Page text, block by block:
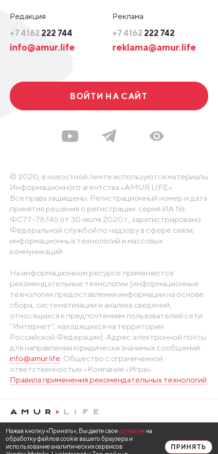
Редакция
+7 4162 222 744
info@amur.life
Реклама
+7 4162 222 742
reklama@amur.life
ВОЙТИ НА САЙТ
© 2020, в новостной ленте используются материалы
Информационного агентства «AMUR.LIFE».
Все права защищены. Регистрационный номер и дата
принятия решения о регистрации: серия ИА №
ФС77-78746 от 30 июля 2020 г., зарегистрировано
Федеральной службой по надзору в сфере связи,
информационных технологий и массовых
коммуникаций
На информационном ресурсе применяются
рекомендательные технологии (информационные
технологии предоставления информации на основе
сбора, систематизации и анализа сведений,
относящихся к предпочтениям пользователей сети
"Интернет", находящихся на территории
Российской Федерации). Адрес электронной почты
для направления юридически значимых сообщений:
info@amur.life . Общество с ограниченной
ответственностью «Компания «Игра».
Правила применения рекомендательных технологий
Нажав кнопку «Принять», Вы даете свое согласие на
обработку файлов cookie вашего браузера и
использование аналитических сервисов
ПРИНЯТЬ